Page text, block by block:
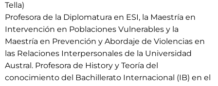
Tella)
Profesora de la Diplomatura en ESI, la Maestría en
Intervención en Poblaciones Vulnerables y la
Maestría en Prevención y Abordaje de Violencias en
las Relaciones Interpersonales de la Universidad
Austral. Profesora de History y Teoría del
conocimiento del Bachillerato Internacional (IB) en el